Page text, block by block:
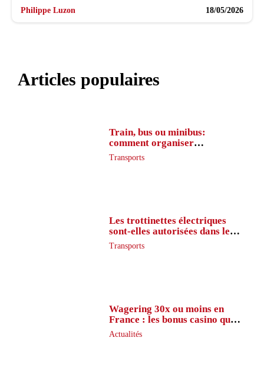
Philippe Luzon 18/05/2026
Articles populaires
Train, bus ou minibus:
comment organiser
l’itinéraire en France
Transports
Les trottinettes électriques
sont-elles autorisées dans le
métro ?
Transports
Wagering 30x ou moins en
France : les bonus casino que
peu de joueurs connaissent
vraiment
Actualités